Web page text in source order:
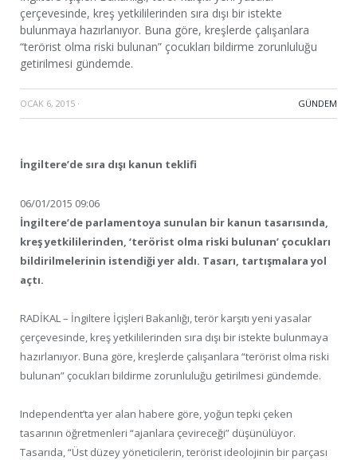
çerçevesinde, kreş yetkililerinden sıra dışı bir istekte
bulunmaya hazırlanıyor. Buna göre, kreşlerde çalışanlara
“terörist olma riski bulunan” çocukları bildirme zorunluluğu
getirilmesi gündemde.
OCAK 6, 2015 · GÜNDEM
İngiltere’de sıra dışı kanun teklifi
06/01/2015 09:06
İngiltere’de parlamentoya sunulan bir kanun tasarısında,
kreş yetkililerinden, ‘terörist olma riski bulunan’ çocukları
bildirilmelerinin istendiği yer aldı. Tasarı, tartışmalara yol
açtı.
RADİKAL – İngiltere İçişleri Bakanlığı, terör karşıtı yeni yasalar
çerçevesinde, kreş yetkililerinden sıra dışı bir istekte bulunmaya
hazırlanıyor. Buna göre, kreşlerde çalışanlara “terörist olma riski
bulunan” çocukları bildirme zorunluluğu getirilmesi gündemde.
Independent’ta yer alan habere göre, yoğun tepki çeken
tasarının öğretmenleri “ajanlara çevireceği” düşünülüyor.
Tasarıda, “Üst düzey yöneticilerin, terörist ideolojinin bir parçası